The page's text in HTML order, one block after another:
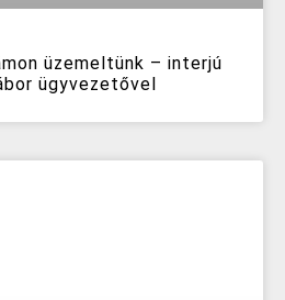
üzemeltünk – interjú
ügyvezetővel